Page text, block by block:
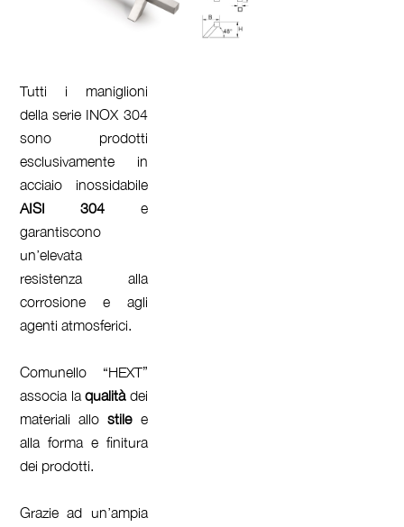
Tutti i maniglioni
della serie INOX 304
sono prodotti
esclusivamente in
acciaio inossidabile
AISI 304 e
garantiscono
un’elevata
resistenza alla
corrosione e agli
agenti atmosferici.
Comunello “HEXT”
associa laqualitàdei
materiali allostilee
alla forma e finitura
dei prodotti.
Grazie ad un’ampia